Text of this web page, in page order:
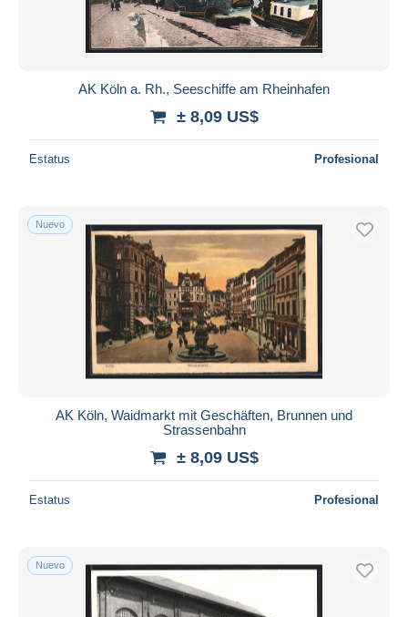
AK Köln a. Rh., Seeschiffe am Rheinhafen
± 8,09 US$
Estatus Profesional
Nuevo
AK Köln, Waidmarkt mit Geschäften, Brunnen und
Strassenbahn
± 8,09 US$
Estatus Profesional
Nuevo